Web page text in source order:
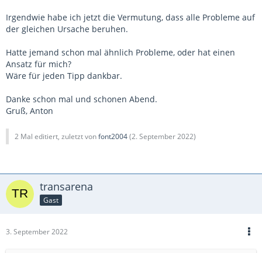
Irgendwie habe ich jetzt die Vermutung, dass alle Probleme auf
der gleichen Ursache beruhen.
Hatte jemand schon mal ähnlich Probleme, oder hat einen
Ansatz für mich?
Wäre für jeden Tipp dankbar.
Danke schon mal und schonen Abend.
Gruß, Anton
2 Mal editiert, zuletzt vonfont2004(2. September 2022)
transarena
Gast
3. September 2022